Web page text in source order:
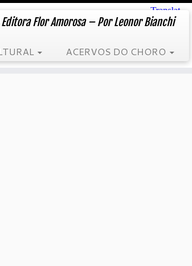
Flor Amorosa – Por Leonor Bianchi
ACERVOS DO CHORO